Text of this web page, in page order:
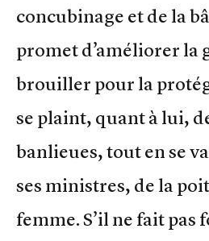
concubinage et de la
promet d’améliorer la
brouiller pour la
se plaint, quant à lui,
banlieues, tout en se
ses ministres, de la
femme. S’il ne fait pas